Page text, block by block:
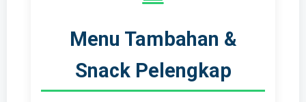
Menu Tambahan &
Snack Pelengkap